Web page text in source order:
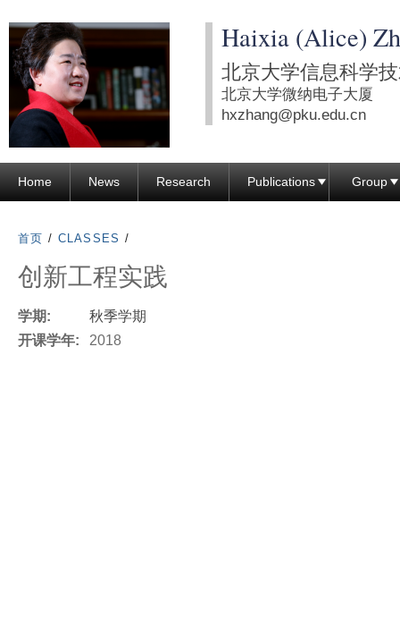
转
到
页
主
要
Haixia (Alice)
北京大学信息科学
北京大学微纳电子大厦
hxzhang@pku.edu.cn
Home News Research Publications Group
首页 / CLASSES /
创新工程实践
学期:
秋季学期
开课学年:
2018